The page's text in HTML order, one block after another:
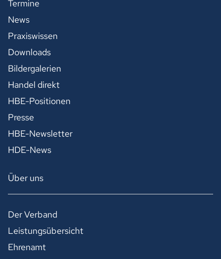
Termine
News
Praxiswissen
Downloads
Bildergalerien
Handel direkt
HBE-Positionen
Presse
HBE-Newsletter
HDE-News
Über uns
Der Verband
Leistungsübersicht
Ehrenamt